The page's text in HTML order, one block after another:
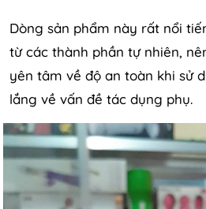
Dòng sản phẩm này rất nổi
từ các thành phần tự nhiên,
yên tâm về độ an toàn khi sử
lắng về vấn đề tác dụng phụ.